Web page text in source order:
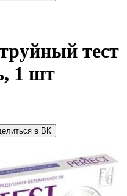
тест
1 шт
в ВК